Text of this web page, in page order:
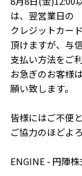
は、翌営業日の
クレジットカー
頂けますが、与
支払い方法をご
お急ぎのお客様
願い致します。
皆様にはご不便
ご協力のほどよ
ENGINE - 円陣